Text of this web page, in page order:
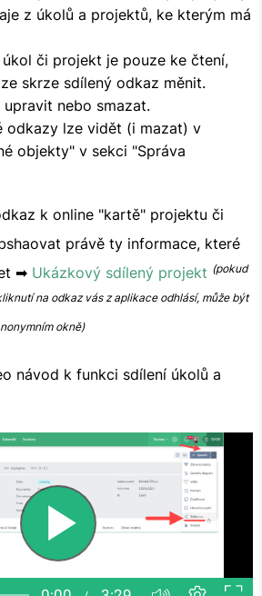
z úkolů a projektů, ke kterým má
či projekt je pouze ke čtení,
skrze sdílený odkaz měnit.
nebo smazat.
odkazy lze vidět (i mazat) v
objekty" v sekci "Správa
k online "kartě" projektu či
právě ty informace, které
➡ Ukázkový sdílený projekt (pokud
na odkaz vás z aplikace odhlásí, může být
okně)
návod k funkci sdílení úkolů a